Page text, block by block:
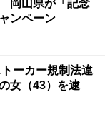
岡山県が「記念
ンペーン
トーカー規制法違
女（43）を逮